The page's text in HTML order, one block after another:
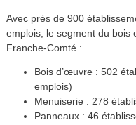
Avec près de 900
emplois, le segment du bois
Franche-Comté :
Bois d’œuvre : 502
emplois)
Menuiserie : 278
Panneaux : 46